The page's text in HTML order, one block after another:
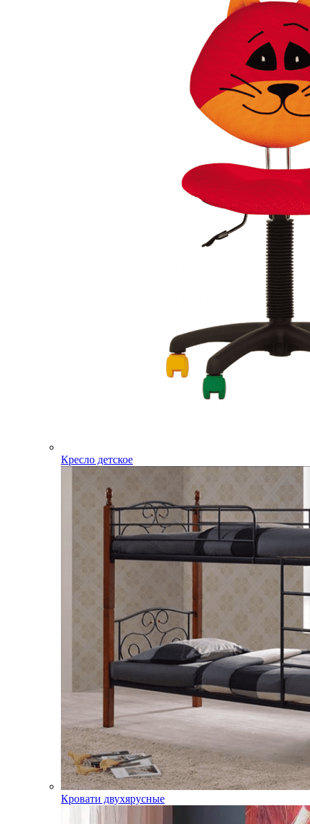
Кресло детское
Кровати двухярусные